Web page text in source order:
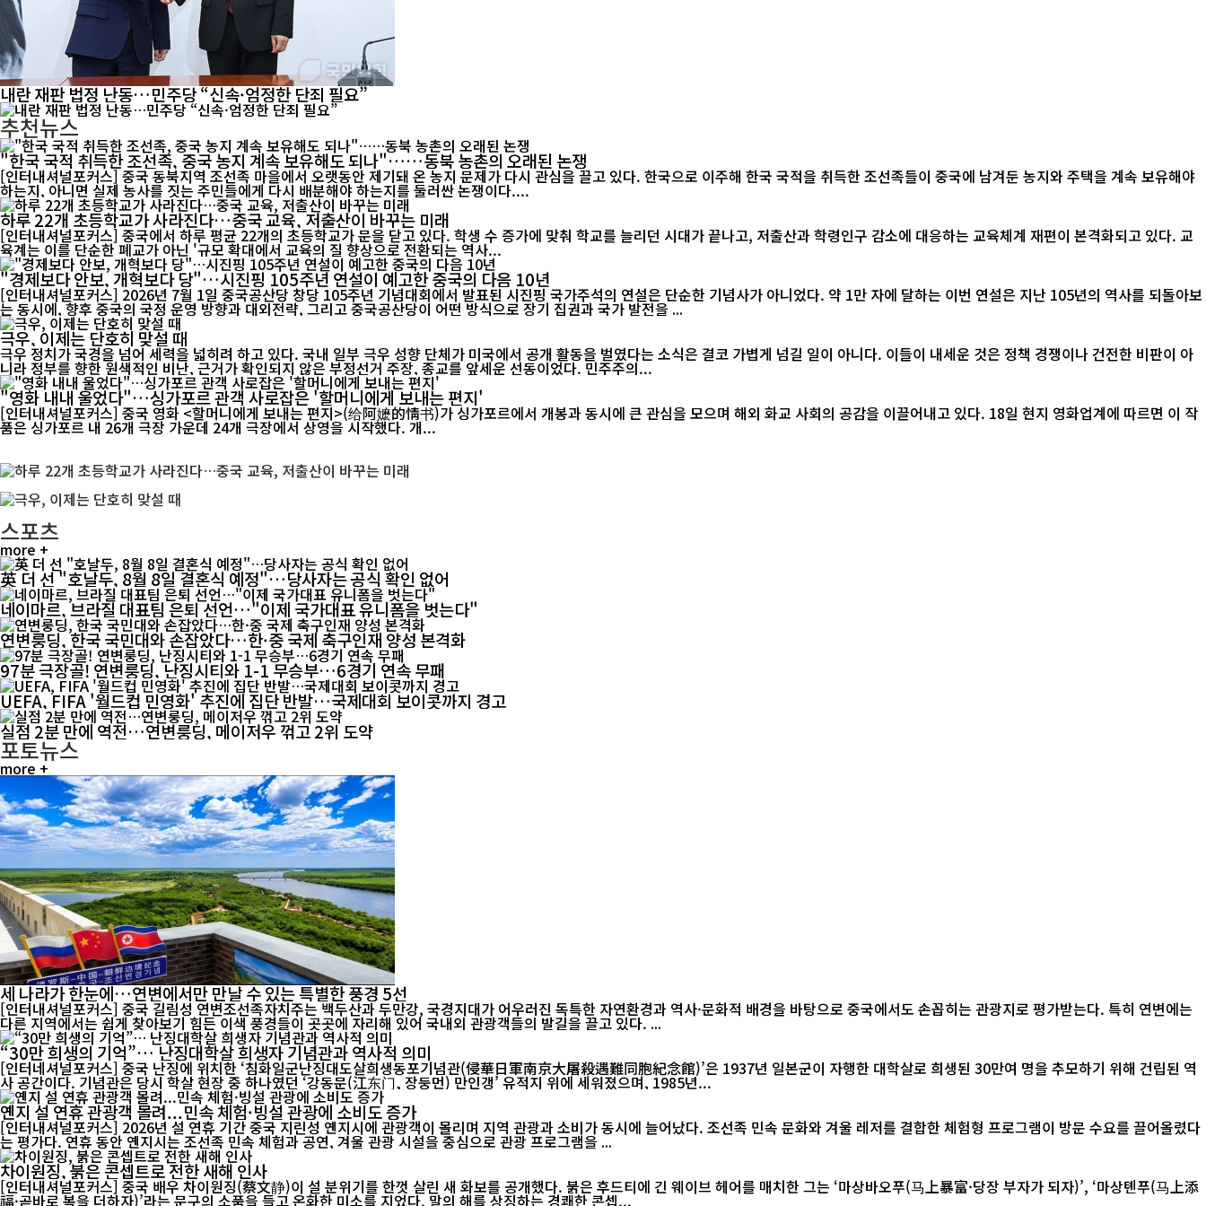
내란 재판 법정 난동…민주당 “신속·엄정한 단죄 필요”
추천뉴스
"한국 국적 취득한 조선족, 중국 농지 계속 보유해도 되나"……동북 농촌의 오래된 논쟁
[인터내셔널포커스] 중국 동북지역 조선족 마을에서 오랫동안 제기돼 온 농지 문제가 다시 관심을 끌고 있다. 한국으로 이주해 한국 국적을 취득한 조선족들이 중국에 남겨둔 농지와 주택을 계속 보유해야
하는지, 아니면 실제 농사를 짓는 주민들에게 다시 배분해야 하는지를 둘러싼 논쟁이다....
하루 22개 초등학교가 사라진다…중국 교육, 저출산이 바꾸는 미래
[인터내셔널포커스] 중국에서 하루 평균 22개의 초등학교가 문을 닫고 있다. 학생 수 증가에 맞춰 학교를 늘리던 시대가 끝나고, 저출산과 학령인구 감소에 대응하는 교육체계 재편이 본격화되고 있다. 교
육계는 이를 단순한 폐교가 아닌 '규모 확대에서 교육의 질 향상으로 전환되는 역사...
"경제보다 안보, 개혁보다 당"…시진핑 105주년 연설이 예고한 중국의 다음 10년
[인터내셔널포커스] 2026년 7월 1일 중국공산당 창당 105주년 기념대회에서 발표된 시진핑 국가주석의 연설은 단순한 기념사가 아니었다. 약 1만 자에 달하는 이번 연설은 지난 105년의 역사를 되돌아보
는 동시에, 향후 중국의 국정 운영 방향과 대외전략, 그리고 중국공산당이 어떤 방식으로 장기 집권과 국가 발전을 ...
극우, 이제는 단호히 맞설 때
극우 정치가 국경을 넘어 세력을 넓히려 하고 있다. 국내 일부 극우 성향 단체가 미국에서 공개 활동을 벌였다는 소식은 결코 가볍게 넘길 일이 아니다. 이들이 내세운 것은 정책 경쟁이나 건전한 비판이 아
니라 정부를 향한 원색적인 비난, 근거가 확인되지 않은 부정선거 주장, 종교를 앞세운 선동이었다. 민주주의...
"영화 내내 울었다"…싱가포르 관객 사로잡은 '할머니에게 보내는 편지'
[인터내셔널포커스] 중국 영화 <할머니에게 보내는 편지>(给阿嬷的情书)가 싱가포르에서 개봉과 동시에 큰 관심을 모으며 해외 화교 사회의 공감을 이끌어내고 있다. 18일 현지 영화업계에 따르면 이 작
품은 싱가포르 내 26개 극장 가운데 24개 극장에서 상영을 시작했다. 개...
스포츠
more +
英 더 선 "호날두, 8월 8일 결혼식 예정"…당사자는 공식 확인 없어
네이마르, 브라질 대표팀 은퇴 선언…"이제 국가대표 유니폼을 벗는다"
연변룽딩, 한국 국민대와 손잡았다…한·중 국제 축구인재 양성 본격화
97분 극장골! 연변룽딩, 난징시티와 1-1 무승부…6경기 연속 무패
UEFA, FIFA '월드컵 민영화' 추진에 집단 반발…국제대회 보이콧까지 경고
실점 2분 만에 역전…연변룽딩, 메이저우 꺾고 2위 도약
포토뉴스
more +
세 나라가 한눈에…연변에서만 만날 수 있는 특별한 풍경 5선
[인터내셔널포커스] 중국 길림성 연변조선족자치주는 백두산과 두만강, 국경지대가 어우러진 독특한 자연환경과 역사·문화적 배경을 바탕으로 중국에서도 손꼽히는 관광지로 평가받는다. 특히 연변에는
다른 지역에서는 쉽게 찾아보기 힘든 이색 풍경들이 곳곳에 자리해 있어 국내외 관광객들의 발길을 끌고 있다. ...
“30만 희생의 기억”… 난징대학살 희생자 기념관과 역사적 의미
[인터네셔널포커스] 중국 난징에 위치한 ‘침화일군난징대도살희생동포기념관(侵華日軍南京大屠殺遇難同胞紀念館)’은 1937년 일본군이 자행한 대학살로 희생된 30만여 명을 추모하기 위해 건립된 역
사 공간이다. 기념관은 당시 학살 현장 중 하나였던 ‘강동문(江东门, 장둥먼) 만인갱’ 유적지 위에 세워졌으며, 1985년...
옌지 설 연휴 관광객 몰려...민속 체험·빙설 관광에 소비도 증가
[인터내셔널포커스] 2026년 설 연휴 기간 중국 지린성 옌지시에 관광객이 몰리며 지역 관광과 소비가 동시에 늘어났다. 조선족 민속 문화와 겨울 레저를 결합한 체험형 프로그램이 방문 수요를 끌어올렸다
는 평가다. 연휴 동안 옌지시는 조선족 민속 체험과 공연, 겨울 관광 시설을 중심으로 관광 프로그램을 ...
차이원징, 붉은 콘셉트로 전한 새해 인사
[인터내셔널포커스] 중국 배우 차이원징(蔡文静)이 설 분위기를 한껏 살린 새 화보를 공개했다. 붉은 후드티에 긴 웨이브 헤어를 매치한 그는 ‘마상바오푸(马上暴富·당장 부자가 되자)’, ‘마상톈푸(马上添
福·곧바로 복을 더하자)’라는 문구의 소품을 들고 온화한 미소를 지었다. 말의 해를 상징하는 경쾌한 콘셉...